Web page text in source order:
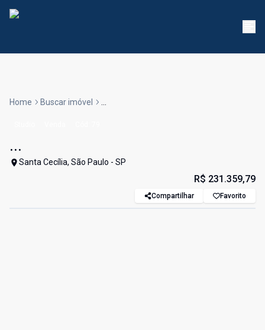
Home Buscar imóvel ...
...
Santa Cecília, São Paulo - SP
R$ 231.359,79
Compartilhar Favorito